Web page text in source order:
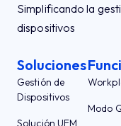
Simplificando la
dispositivos
Soluciones
Gestión de
Dispositivos
Solución UEM
Modo